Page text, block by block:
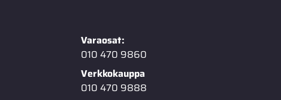
Varaosat:
010 470 9860
Verkkokauppa
010 470 9888